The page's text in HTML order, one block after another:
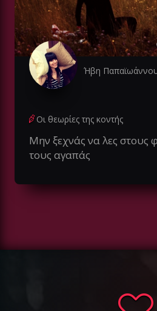
Ήβη
Οι θεωρίες της κοντής
Μην ξεχνάς να λες στους
τους αγαπάς